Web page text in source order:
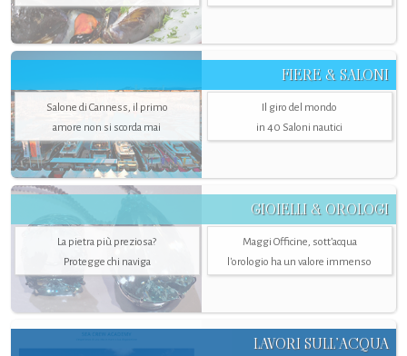
FIERE & SALONI
Salone di Canness, il primo
amore non si scorda mai
Il giro del mondo
in 40 Saloni nautici
GIOIELLI & OROLOGI
La pietra più preziosa?
Protegge chi naviga
Maggi Officine, sott’acqua
l'orologio ha un valore immenso
LAVORI SULL’ACQUA